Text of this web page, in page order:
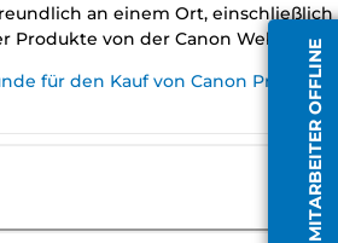
MITARBEITER OFFLINE
an einem Ort, einschließlich
Produkte von der Canon Website.
für den Kauf von Canon